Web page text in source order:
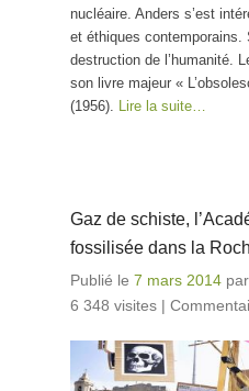
nucléaire. Anders s’est
et éthiques
destruction de l’humanité.
son livre majeur «
(1956).
Lire la suite…
Gaz de schiste,
fossilisée dans la
Publié le 7 mars 2014 par
6 348 visites |